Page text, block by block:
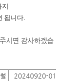
지
됩니다.
시면 감사하겠습
20240920-01